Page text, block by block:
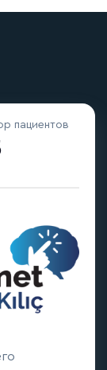
пациентов